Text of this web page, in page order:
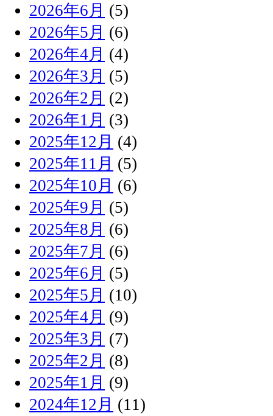
2026年6月 (5)
2026年5月 (6)
2026年4月 (4)
2026年3月 (5)
2026年2月 (2)
2026年1月 (3)
2025年12月 (4)
2025年11月 (5)
2025年10月 (6)
2025年9月 (5)
2025年8月 (6)
2025年7月 (6)
2025年6月 (5)
2025年5月 (10)
2025年4月 (9)
2025年3月 (7)
2025年2月 (8)
2025年1月 (9)
2024年12月 (11)